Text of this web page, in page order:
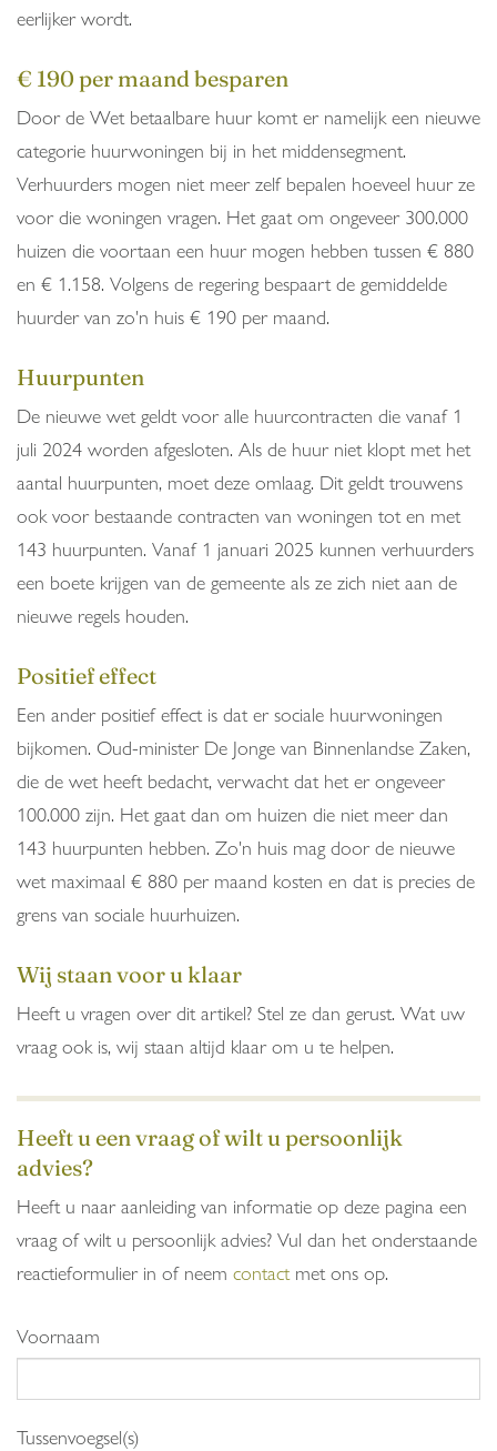
eerlijker wordt.
€ 190 per maand besparen
Door de Wet betaalbare huur komt er namelijk een nieuwe
categorie huurwoningen bij in het middensegment.
Verhuurders mogen niet meer zelf bepalen hoeveel huur ze
voor die woningen vragen. Het gaat om ongeveer 300.000
huizen die voortaan een huur mogen hebben tussen € 880
en € 1.158. Volgens de regering bespaart de gemiddelde
huurder van zo'n huis € 190 per maand.
Huurpunten
De nieuwe wet geldt voor alle huurcontracten die vanaf 1
juli 2024 worden afgesloten. Als de huur niet klopt met het
aantal huurpunten, moet deze omlaag. Dit geldt trouwens
ook voor bestaande contracten van woningen tot en met
143 huurpunten. Vanaf 1 januari 2025 kunnen verhuurders
een boete krijgen van de gemeente als ze zich niet aan de
nieuwe regels houden.
Positief effect
Een ander positief effect is dat er sociale huurwoningen
bijkomen. Oud-minister De Jonge van Binnenlandse Zaken,
die de wet heeft bedacht, verwacht dat het er ongeveer
100.000 zijn. Het gaat dan om huizen die niet meer dan
143 huurpunten hebben. Zo'n huis mag door de nieuwe
wet maximaal € 880 per maand kosten en dat is precies de
grens van sociale huurhuizen.
Wij staan voor u klaar
Heeft u vragen over dit artikel? Stel ze dan gerust. Wat uw
vraag ook is, wij staan altijd klaar om u te helpen.
Heeft u een vraag of wilt u persoonlijk
advies?
Heeft u naar aanleiding van informatie op deze pagina een
vraag of wilt u persoonlijk advies? Vul dan het onderstaande
reactieformulier in of neem contactmet ons op.
Voornaam
Tussenvoegsel(s)